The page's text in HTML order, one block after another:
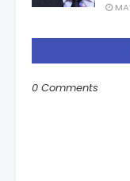
0 Comments